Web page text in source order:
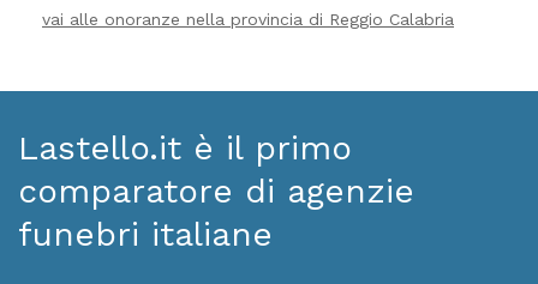
vai alle onoranze nella provincia di Reggio Calabria
Lastello.it è il primo
comparatore di agenzie
funebri italiane